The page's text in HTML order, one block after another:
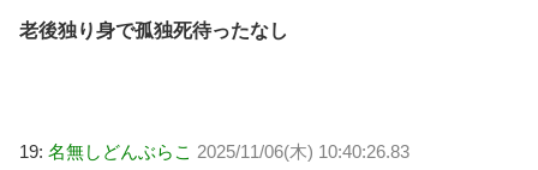
老後独り身で孤独死待ったなし
19: 名無しどんぶらこ 2025/11/06(木) 10:40:26.83